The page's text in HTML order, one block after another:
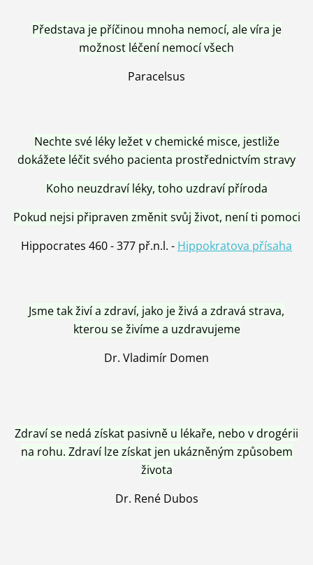
Představa je příčinou mnoha nemocí, ale víra je
možnost léčení nemocí všech
Paracelsus
Nechte své léky ležet v chemické misce, jestliže
dokážete léčit svého pacienta prostřednictvím stravy
Koho neuzdraví léky, toho uzdraví příroda
Pokud nejsi připraven změnit svůj život, není ti pomoci
Hippocrates 460 - 377 př.n.l. - Hippokratova přísaha
Jsme tak živí a zdraví, jako je živá a zdravá strava,
kterou se živíme a uzdravujeme
Dr. Vladimír Domen
Zdraví se nedá získat pasivně u lékaře, nebo v drogérii
na rohu. Zdraví lze získat jen ukázněným způsobem
života
Dr. René Dubos